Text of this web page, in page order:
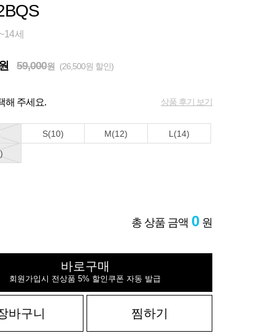
세
59,000원 (26,500원 할인)
해 주세요. 상품 후기 보기
S(10) M(12)
L(14)
총 상품 금액 0 원
바로구매
회원가입시 전상품 5% 할인쿠폰 자동 발급
바구니 찜하기